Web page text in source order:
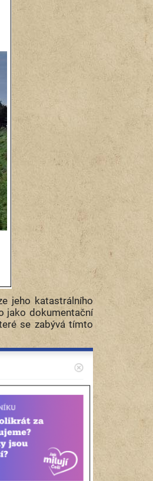
jeho katastrálního
jako dokumentační
se zabývá tímto